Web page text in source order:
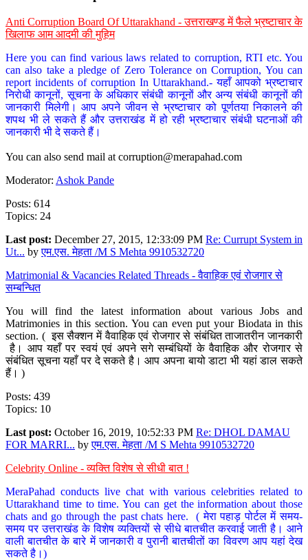
Anti Corruption Board Of Uttarakhand - उत्तराखण्ड में फैले भ्रष्टाचार के
खिलाफ आम आदमी की मुहिम
Here you can find various laws related to corruption, RTI etc. You
can also take a pledge of Zero Tolerance on Corruption, You can
report incidents of corruption In Uttarakhand.- यहाँ आपको भ्रष्टाचार
निरोधी कानूनों, सूचना के अधिकार संबंधी कानूनों और अन्य संबंधी कानूनों की
जानकारी मिलेगी। आप अपने जीवन से भ्रष्टाचार को पूर्णतया निकालने की
शपथ भी ले सकते हैं और उत्तराखंड में हो रही भ्रष्टाचार संबंधी घटनाओं की
जानकारी भी दे सकते हैं।
You can also send mail at corruption@merapahad.com
Moderator: Ashok Pande
Posts: 614
Topics: 24
Last post: December 27, 2015, 12:33:09 PM Re: Currupt System in
Ut... byएम.एस. मेहता /M S Mehta 9910532720
Matrimonial & Vacancies Related Threads - वैवाहिक एवं रोजगार से
सम्बन्धित
You will find the latest information about various Jobs and
Matrimonies in this section. You can even put your Biodata in this
section. ( इस सैक्शन में वैवाहिक एवं रोजगार से संबंधित ताजातरीन जानकारी
है। आप यहाँ पर स्वयं एवं अपने सगे सम्बंधियों के वैवाहिक और रोजगार से
संबंधित सूचना यहाँ पर दे सकते है। आप अपना बायो डाटा भी यहां डाल सकते
हैं। )
Posts: 439
Topics: 10
Last post: October 16, 2019, 10:52:33 PM Re: DHOL DAMAU
FOR MARRI... byएम.एस. मेहता /M S Mehta 9910532720
Celebrity Online - व्यक्ति विशेष से सीधी बात !
MeraPahad conducts live chat with various celebrities related to
Uttarakhand time to time. You can get the information about those
chats and go through the past chats here. ( मेरा पहाड़ पोर्टल में समय-
समय पर उत्तराखंड के विशेष व्यक्तियों से सीधे बातचीत करवाई जाती है। आने
वाली बातचीत के बारे में जानकारी व पुरानी बातचीतों का विवरण आप यहां देख
सकते है।)